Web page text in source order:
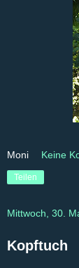
Moni Keine
Teilen
Mittwoch, 30.
Kopftuch